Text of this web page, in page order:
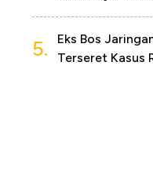
5.
Eks Bos
Terseret Kasus